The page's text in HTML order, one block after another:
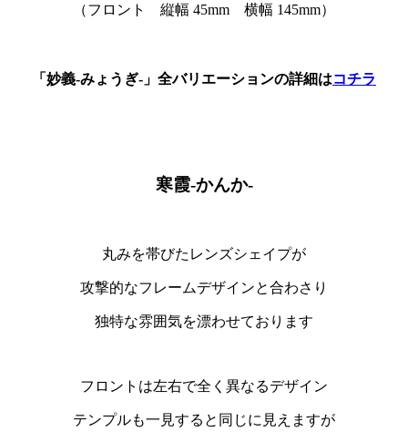
（フロント 縦幅 45mm 横幅 145mm）
「妙義-みょうぎ-」全バリエーションの詳細はコチラ
寒霞-かんか-
丸みを帯びたレンズシェイプが
攻撃的なフレームデザインと合わさり
独特な雰囲気を漂わせております
フロントは左右で全く異なるデザイン
テンプルも一見すると同じに見えますが